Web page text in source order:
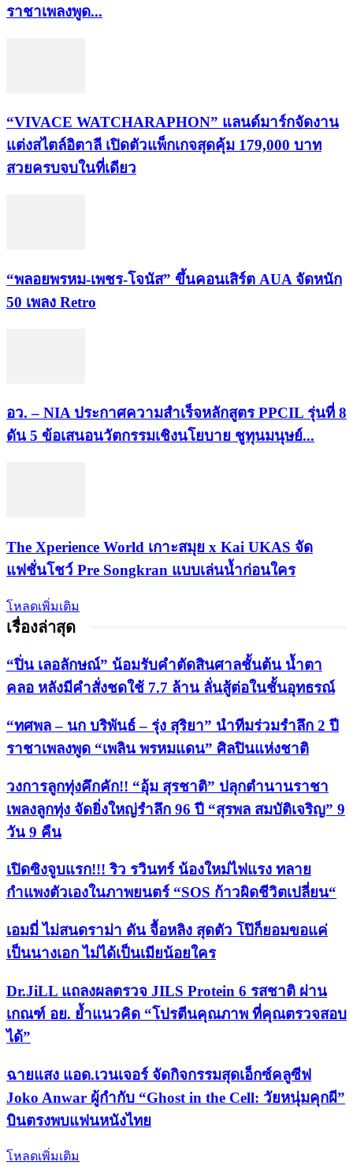
ราชาเพลงพูด...
“VIVACE WATCHARAPHON” แลนด์มาร์กจัดงาน
แต่งสไตล์อิตาลี เปิดตัวแพ็กเกจสุดคุ้ม 179,000 บาท
สวยครบจบในที่เดียว
“พลอยพรหม-เพชร-โจนัส” ขึ้นคอนเสิร์ต AUA จัดหนัก
50 เพลง Retro
อว. – NIA ประกาศความสำเร็จหลักสูตร PPCIL รุ่นที่ 8
ดัน 5 ข้อเสนอนวัตกรรมเชิงนโยบาย ชูทุนมนุษย์...
​The Xperience World เกาะสมุย x Kai UKAS จัด
แฟชั่นโชว์ Pre Songkran แบบเล่นน้ำก่อนใคร
โหลดเพิ่มเติม
เรื่องล่าสุด
“ปิ่น เลอลักษณ์” น้อมรับคำตัดสินศาลชั้นต้น น้ำตา
คลอ หลังมีคำสั่งชดใช้ 7.7 ล้าน ลั่นสู้ต่อในชั้นอุทธรณ์
“ทศพล – นก บริพันธ์ – รุ่ง สุริยา” นำทีมร่วมรำลึก 2 ปี
ราชาเพลงพูด “เพลิน พรหมแดน” ศิลปินแห่งชาติ
วงการลูกทุ่งคึกคัก!! “อุ้ม สุรชาติ” ปลุกตำนานราชา
เพลงลูกทุ่ง จัดยิ่งใหญ่รำลึก 96 ปี “สุรพล สมบัติเจริญ” 9
วัน 9 คืน
เปิดซิงจูบแรก!!! ริว รวินทร์ น้องใหม่ไฟแรง ทลาย
กำแพงตัวเองในภาพยนตร์ “SOS ก้าวผิดชีวิตเปลี่ยน“
เอมมี่ ไม่สนดราม่า ดัน จื้อหลิง สุดตัว โป๊ก็ยอมขอแค่
เป็นนางเอก ไม่ได้เป็นเมียน้อยใคร
Dr.JiLL แถลงผลตรวจ JILS Protein 6 รสชาติ ผ่าน
เกณฑ์ อย. ย้ำแนวคิด “โปรตีนคุณภาพ ที่คุณตรวจสอบ
ได้”
ฉายแสง แอด.เวนเจอร์ จัดกิจกรรมสุดเอ็กซ์คลูซีฟ
Joko Anwar ผู้กำกับ “Ghost in the Cell: วัยหนุ่มคุกผี”
บินตรงพบแฟนหนังไทย
โหลดเพิ่มเติม